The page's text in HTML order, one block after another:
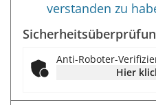
verstanden zu
Anti-Roboter-
Hier